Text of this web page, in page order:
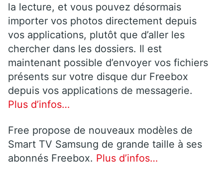
la lecture, et vous pouvez désormais
importer vos photos directement depuis
vos applications, plutôt que d’aller les
chercher dans les dossiers. Il est
maintenant possible d’envoyer vos fichiers
présents sur votre disque dur Freebox
depuis vos applications de messagerie.
Plus d’infos…
Free propose de nouveaux modèles de
Smart TV Samsung de grande taille à ses
abonnés Freebox. Plus d’infos…